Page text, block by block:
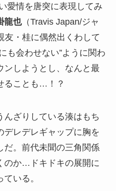
愛情を唐突に表現してみ
龍也（Travis Japan/ジャ
友・桂に偶然出くわして
も会わせない”ように関わ
ンしようとし、なんと最
ることも…！？
んざりしている湊はもち
デレデレギャップに胸を
だ。前代未聞の三角関係
のか…ドキドキの展開に
いる。